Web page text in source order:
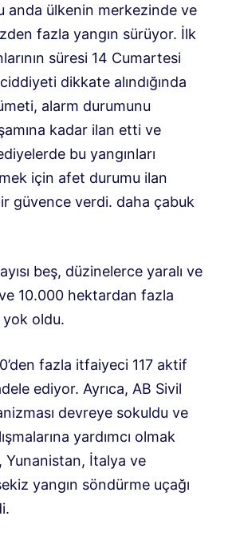
anda ülkenin merkezinde ve
fazla yangın sürüyor. İlk
süresi 14 Cumartesi
dikkate alındığında
alarm durumunu
kadar ilan etti ve
bu yangınları
için afet durumu ilan
güvence verdi. daha çabuk
beş, düzinelerce yaralı ve
10.000 hektardan fazla
yok oldu.
fazla itfaiyeci 117 aktif
ediyor. Ayrıca, AB Sivil
devreye sokuldu ve
yardımcı olmak
Yunanistan, İtalya ve
yangın söndürme uçağı